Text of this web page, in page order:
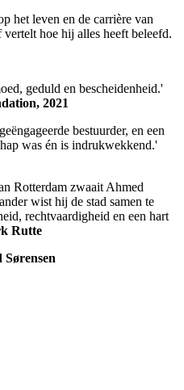
het leven en de carrière van
hoe hij alles heeft beleefd.
geduld en bescheidenheid.'
2021
bestuurder, en een
was én is indrukwekkend.'
Rotterdam zwaait Ahmed
wist hij de stad samen te
rechtvaardigheid en een hart
Rutte
Sørensen